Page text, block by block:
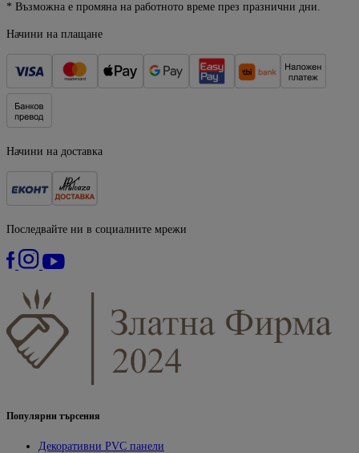
* Възможна е промяна на работното време през празнични дни.
Начини на плащане
Начини на доставка
Последвайте ни в социалните мрежи
Популярни търсения
Декоративни PVC панели